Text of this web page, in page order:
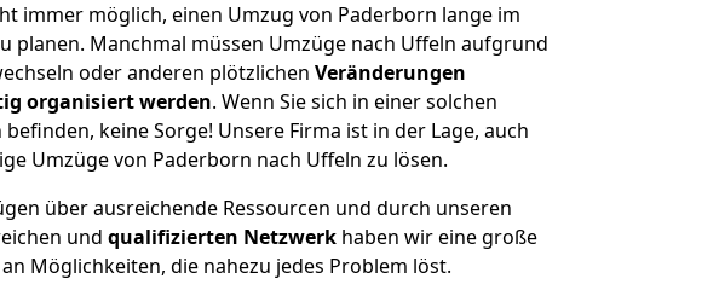
immer möglich, einen Umzug von Paderborn lange im
planen. Manchmal müssen Umzüge nach Uffeln aufgrund
oder anderen plötzlichen Veränderungen
organisiert werden. Wenn Sie sich in einer solchen
keine Sorge! Unsere Firma ist in der Lage, auch
Umzüge von Paderborn nach Uffeln zu lösen.
über ausreichende Ressourcen und durch unseren
und qualifizierten Netzwerk haben wir eine große
Möglichkeiten, die nahezu jedes Problem löst.